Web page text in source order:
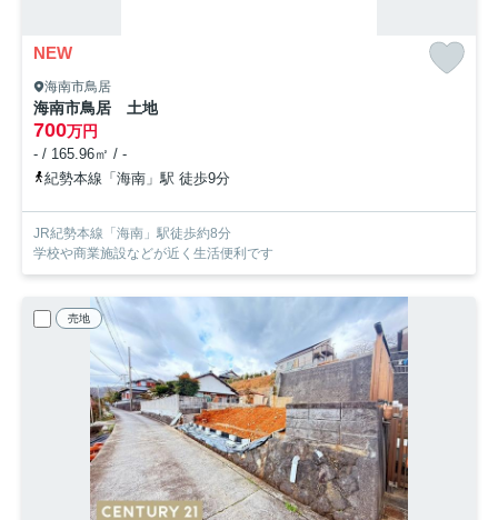
NEW
海南市鳥居
海南市鳥居 土地
700万円
- / 165.96㎡ / -
紀勢本線「海南」駅 徒歩9分
JR紀勢本線「海南」駅徒歩約8分
学校や商業施設などが近く生活便利です
売地